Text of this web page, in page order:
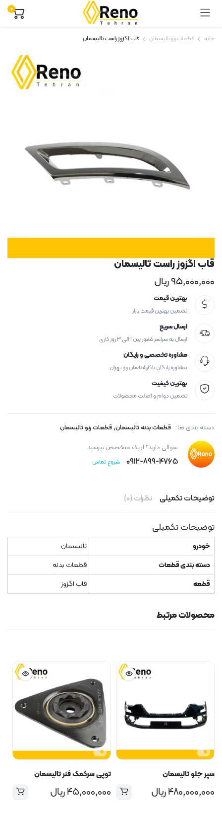
۰
خانه قطعات رنو تالیسمان قاب اگزوز راست تالیسمان
قاب اگزوز راست تالیسمان
۹۵,۰۰۰,۰۰۰ریال
بهترین قیمت
تضمین بهترین قیمت بازار
ارسال سریع
ارسال به سراسر کشور بین ۱ الی ۳ روز کاری
مشاوره تخصصی و رایگان
مشاوره رایگان با کارشناسان رنو تهران
بهترین کیفیت
تضمین دوام و اصالت محصولات
دسته بندی ها: قطعات بدنه تالیسمان, قطعات رنو تالیسمان
سوالی دارید؟ از یک متخصص بپرسید
۰۹۱۲-۸۹۹-۴۷۶۵ شروع تماس
توضیحات تکمیلی نظرات (۰)
توضیحات تکمیلی
خودرو
تالیسمان
دسته بندی قطعات
قطعات بدنه
قطعه
قاب اگزوز
محصولات مرتبط
سپر جلو تالیسمان
۴۸۰,۰۰۰,۰۰۰ریال
توپی سرکمک فنر تالیسمان
۴۵,۰۰۰,۰۰۰ریال